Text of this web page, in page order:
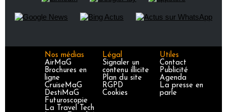
Nos médias
AirMaG
Brochures en
ligne
CruiseMaG
DestiMaG
Futuroscopie
La Travel Tech
Légal
Signaler un
contenu illicite
Plan du site
RGPD
Cookies
Utiles
Contact
Publicité
Agenda
La presse en
parle